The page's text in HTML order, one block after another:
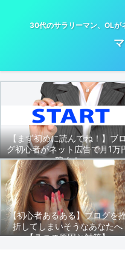
30代のサラリーマン、OLが
【まず初めに読んでね！】ブロ
グ初心者がネット広告で月1万
稼ぐ！
【初心者あるある】ブログを
折してしまいそうなあなたへ
【７つの原因と対策】